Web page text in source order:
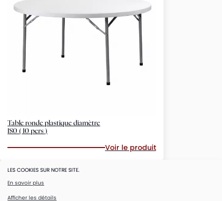
Table ronde plastique diamètre
180 ( 10 pers )
Voir le produit
Du personnel de service peut être mis à votre disposition
pour vos fêtes et réceptions. Vous pouvez nous consulter
LES COOKIES SUR NOTRE SITE.
En savoir plus
Afficher les détails